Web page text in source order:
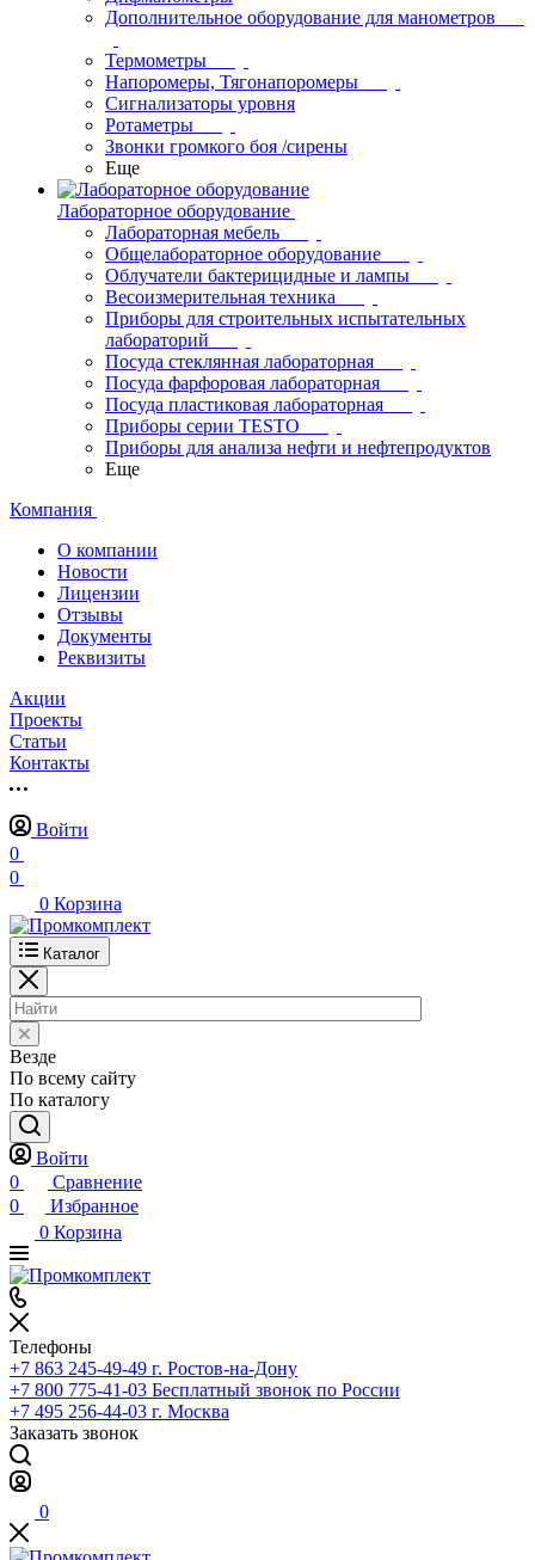
Дополнительное оборудование для манометров
Термометры
Напоромеры, Тягонапоромеры
Сигнализаторы уровня
Ротаметры
Звонки громкого боя /сирены
Еще
Лабораторное оборудование
Лабораторная мебель
Общелабораторное оборудование
Облучатели бактерицидные и лампы
Весоизмерительная техника
Приборы для строительных испытательных
лабораторий
Посуда стеклянная лабораторная
Посуда фарфоровая лабораторная
Посуда пластиковая лабораторная
Приборы серии TESTO
Приборы для анализа нефти и нефтепродуктов
Еще
Компания
О компании
Новости
Лицензии
Отзывы
Документы
Реквизиты
Акции
Проекты
Статьи
Контакты
Войти
0
0
0 Корзина
Каталог
Везде
По всему сайту
По каталогу
Войти
0
Сравнение
0
Избранное
0 Корзина
Телефоны
+7 863 245-49-49 г. Ростов-на-Дону
+7 800 775-41-03 Бесплатный звонок по России
+7 495 256-44-03 г. Москва
Заказать звонок
0